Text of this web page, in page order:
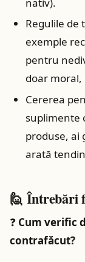
Regulile de
exemple
pentru
doar moral,
Cererea
suplimente
produse, ai
arată
🙋 Întrebări
❓ Cum verific
contrafăcut?